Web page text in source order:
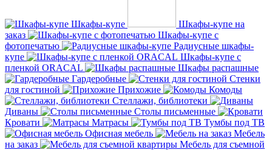
Шкафы-купе
Шкафы-купе на
заказ
Шкафы-купе с
фотопечатью
Радиусные шкафы-
купе
Шкафы-купе с
пленкой ORACAL
Шкафы распашные
Гардеробные
Стенки
для гостиной
Прихожие
Комоды
Стеллажи, библиотеки
Диваны
Столы письменные
Кровати
Матрасы
Тумбы под ТВ
Офисная мебель
Мебель
на заказ
Мебель для съемной